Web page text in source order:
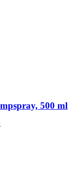
500 ml